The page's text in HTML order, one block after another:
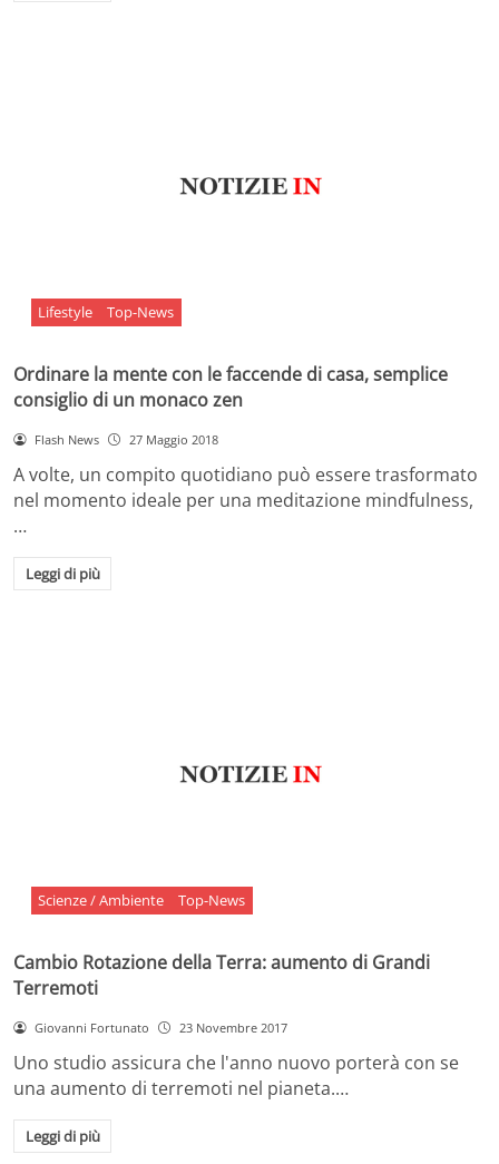
Lifestyle Top-News
Ordinare la mente con le faccende di casa, semplice
consiglio di un monaco zen
Flash News 27 Maggio 2018
A volte, un compito quotidiano può essere trasformato
nel momento ideale per una meditazione mindfulness,
…
Leggi di più
Scienze / Ambiente Top-News
Cambio Rotazione della Terra: aumento di Grandi
Terremoti
Giovanni Fortunato 23 Novembre 2017
Uno studio assicura che l'anno nuovo porterà con se
una aumento di terremoti nel pianeta.…
Leggi di più